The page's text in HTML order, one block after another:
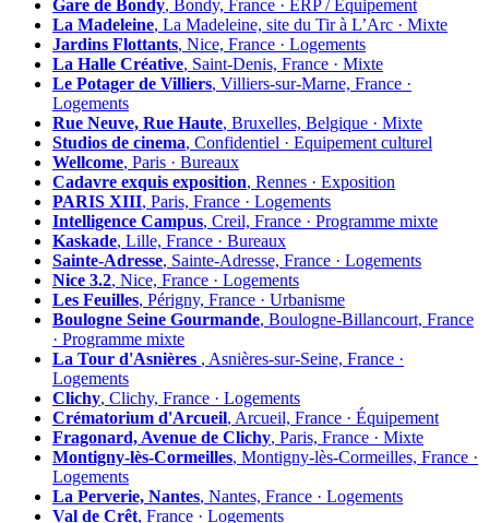
Gare de Bondy, Bondy, France · ERP / Equipement
La Madeleine, La Madeleine, site du Tir à L’Arc · Mixte
Jardins Flottants, Nice, France · Logements
La Halle Créative, Saint-Denis, France · Mixte
Le Potager de Villiers, Villiers-sur-Marne, France ·
Logements
Rue Neuve, Rue Haute, Bruxelles, Belgique · Mixte
Studios de cinema, Confidentiel · Equipement culturel
Wellcome, Paris · Bureaux
Cadavre exquis exposition, Rennes · Exposition
PARIS XIII, Paris, France · Logements
Intelligence Campus, Creil, France · Programme mixte
Kaskade, Lille, France · Bureaux
Sainte-Adresse, Sainte-Adresse, France · Logements
Nice 3.2, Nice, France · Logements
Les Feuilles, Périgny, France · Urbanisme
Boulogne Seine Gourmande, Boulogne-Billancourt, France
· Programme mixte
La Tour d'Asnières , Asnières-sur-Seine, France ·
Logements
Clichy, Clichy, France · Logements
Crématorium d'Arcueil, Arcueil, France · Équipement
Fragonard, Avenue de Clichy, Paris, France · Mixte
Montigny-lès-Cormeilles, Montigny-lès-Cormeilles, France ·
Logements
La Perverie, Nantes, Nantes, France · Logements
Val de Crêt, France · Logements